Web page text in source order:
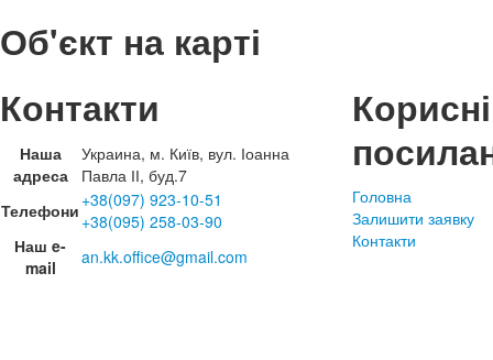
Об'єкт на карті
Контакти
Наша
адреса
Украина, м. Київ, вул. Іоанна
Павла ІІ, буд.7
Телефони +38(097) 923-10-51
+38(095) 258-03-90
Наш e-
mail
an.kk.office@gmail.com
Корисні
Головна
Залишити заявку
Контакти